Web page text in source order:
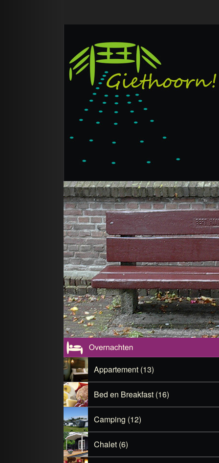
Appartement (13)
Bed en Breakfast (16)
Camping (12)
Chalet (6)